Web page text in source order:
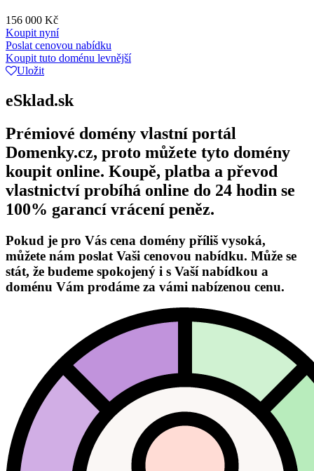
156 000 Kč
Koupit nyní
Poslat cenovou nabídku
Koupit tuto doménu levnější
Uložit
eSklad.sk
Prémiové domény vlastní portál
Domenky.cz, proto můžete tyto domény
koupit online. Koupě, platba a převod
vlastnictví probíhá online do 24 hodin se
100% garancí vrácení peněz.
Pokud je pro Vás cena domény příliš vysoká,
můžete nám poslat Vaši cenovou nabídku. Může se
stát, že budeme spokojený i s Vaší nabídkou a
doménu Vám prodáme za vámi nabízenou cenu.